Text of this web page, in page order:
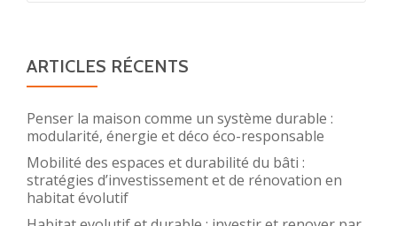
ARTICLES RÉCENTS
Penser la maison comme un système durable :
modularité, énergie et déco éco-responsable
Mobilité des espaces et durabilité du bâti :
stratégies d’investissement et de rénovation en
habitat évolutif